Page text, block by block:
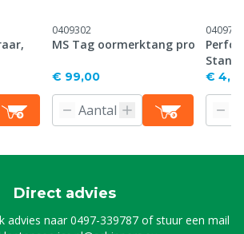
0409302
MS Tag oormerktang pro
€ 99,00
0409716
€ 4,61
Direct advies
advies naar0497-339787of stuur een mail